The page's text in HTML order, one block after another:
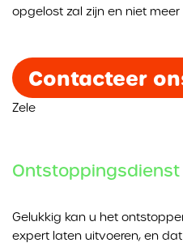
opgelost zal zijn en niet meer
Contacteer
Zele
Ontstoppingsdienst
Gelukkig kan u het
expert laten uitvoeren, en